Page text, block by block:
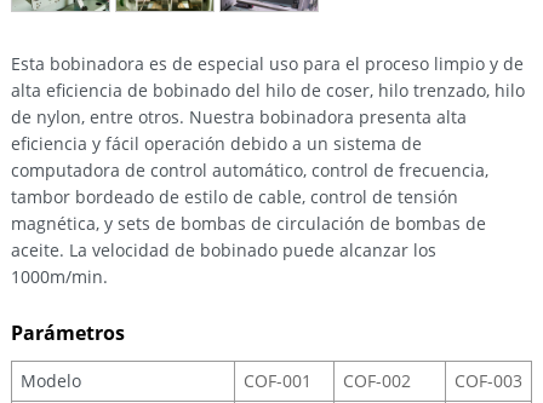
Esta bobinadora es de especial uso para el proceso limpio y de
alta eficiencia de bobinado del hilo de coser, hilo trenzado, hilo
de nylon, entre otros. Nuestra bobinadora presenta alta
eficiencia y fácil operación debido a un sistema de
computadora de control automático, control de frecuencia,
tambor bordeado de estilo de cable, control de tensión
magnética, y sets de bombas de circulación de bombas de
aceite. La velocidad de bobinado puede alcanzar los
1000m/min.
Parámetros
Modelo COF-001 COF-002
COF-003